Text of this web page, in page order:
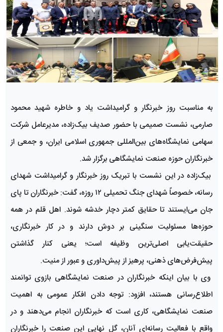
به مناسبت روز خبرنگار و گرامیداشت یاد و خاطره شهید محمود
صارمی، نشست صمیمی با حضور صدیف بیک‌زاده، مدیرعامل شرکت
سهامی نمایشگاه‌های بین‌المللی جمهوری اسلامی ایران، و جمعی از
خبرنگاران حوزه صنعت نمایشگاهی برگزار شد.
بیک‌زاده در این نشست با تبریک روز خبرنگار و گرامیداشت شهدای
رسانه، خصوصاً شهدای جنگ تحمیلی ۱۲ روزه، گفت: خبرنگاران تا پای
جان می‌ایستند تا حقایق کمتر دچار خدشه شوند. اهل قلم در همه
حوزه‌ها مسئولیت سنگینی بر دوش دارند و در کار خبرنگاری،
حقیقت‌یابی اصلی‌ترین وظیفه است؛ یعنی کنار گذاشتن
پیش‌فرض‌های ذهنی، پرهیز از پیش‌داوری و عبور از منیت.
وی با بیان اینکه خبرنگاران در صنعت نمایشگاهی بازوی توانمند
اطلاع‌رسانی هستند، افزود: توجه دادن افکار عمومی به اهمیت
صنعت نمایشگاهی، کاری است که خبرنگاران انجام می‌دهند و در
واقع با فعالیت رسانه‌ای آنان، گل نهایی این صنعت را خبرنگاران